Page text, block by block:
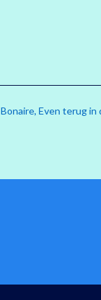
Bonaire, Even terug in